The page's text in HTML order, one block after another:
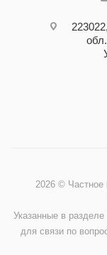
2026 © Частное
Указанные в
для связи по